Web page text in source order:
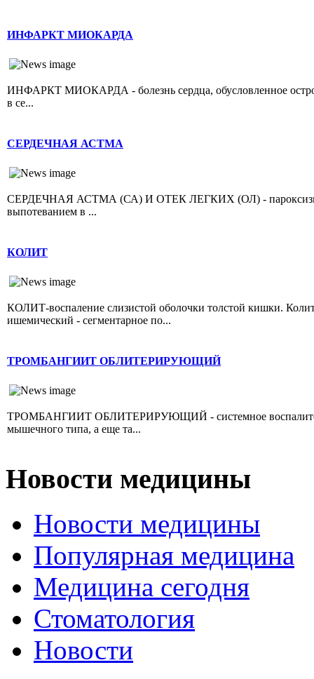
ИНФАРКТ МИОКАРДА
ИНФАРКТ МИОКАРДА - болезнь сердца, обусловленное острой
в се...
СЕРДЕЧНАЯ АСТМА
СЕРДЕЧНАЯ АСТМА (СА) И ОТЕК ЛЕГКИХ (ОЛ) -
выпотеванием в ...
КОЛИТ
КОЛИТ-воспаление слизистой оболочки толстой кишки.
ишемический - сегментарное по...
ТРОМБАНГИИТ ОБЛИТЕРИРУЮЩИЙ
ТРОМБАНГИИТ ОБЛИТЕРИРУЮЩИЙ - системное
мышечного типа, а еще та...
Новости медицины
Новости медицины
Популярная медицина
Медицина сегодня
Стоматология
Новости